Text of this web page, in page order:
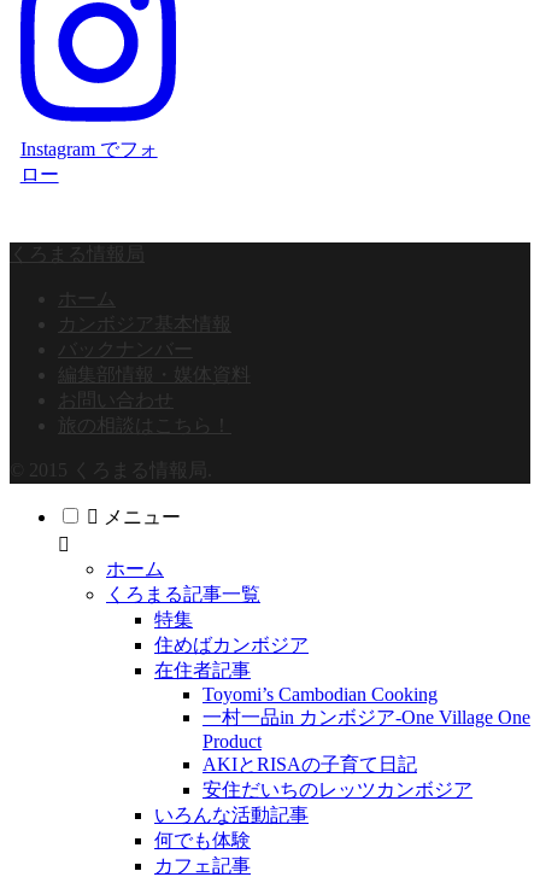
Instagram でフォ
ロー
くろまる情報局
ホーム
カンボジア基本情報
バックナンバー
編集部情報・媒体資料
お問い合わせ
旅の相談はこちら！
© 2015 くろまる情報局.
メニュー
ホーム
くろまる記事一覧
特集
住めばカンボジア
在住者記事
Toyomi’s Cambodian Cooking
一村一品in カンボジア-One Village One
Product
AKIとRISAの子育て日記
安住だいちのレッツカンボジア
いろんな活動記事
何でも体験
カフェ記事